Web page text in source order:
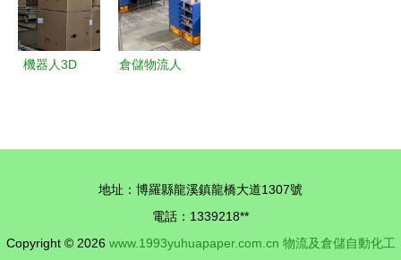
機器人3D
倉儲物流人
工程設備如
何選型？
地址：博羅縣龍溪鎮龍橋大道1307號
電話：1339218**
Copyright © 2026 www.1993yuhuapaper.com.cn 物流及倉儲自動化工